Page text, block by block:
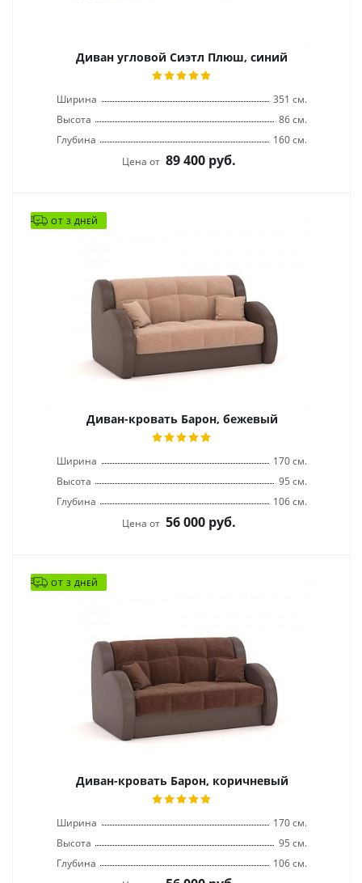
Диван угловой Сиэтл Плюш, синий
Ширина
351 см.
Высота
86 см.
Глубина
160 см.
Цена от 89 400 руб.
ОТ 3 ДНЕЙ
Диван-кровать Барон, бежевый
Ширина
170 см.
Высота
95 см.
Глубина
106 см.
Цена от 56 000 руб.
ОТ 3 ДНЕЙ
Диван-кровать Барон, коричневый
Ширина
170 см.
Высота
95 см.
Глубина
106 см.